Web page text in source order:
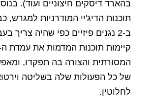
בהארד דיסקים חיצוניים ועוד).
תוכנות הדיג'יי המודרניות למגרש,
ב-2 נגנים פיזיים כפי שהיה צריך
המסורתית והצורה בה תפקדו,
של כל הפעולות שלה בשליטה
לחלוטין.